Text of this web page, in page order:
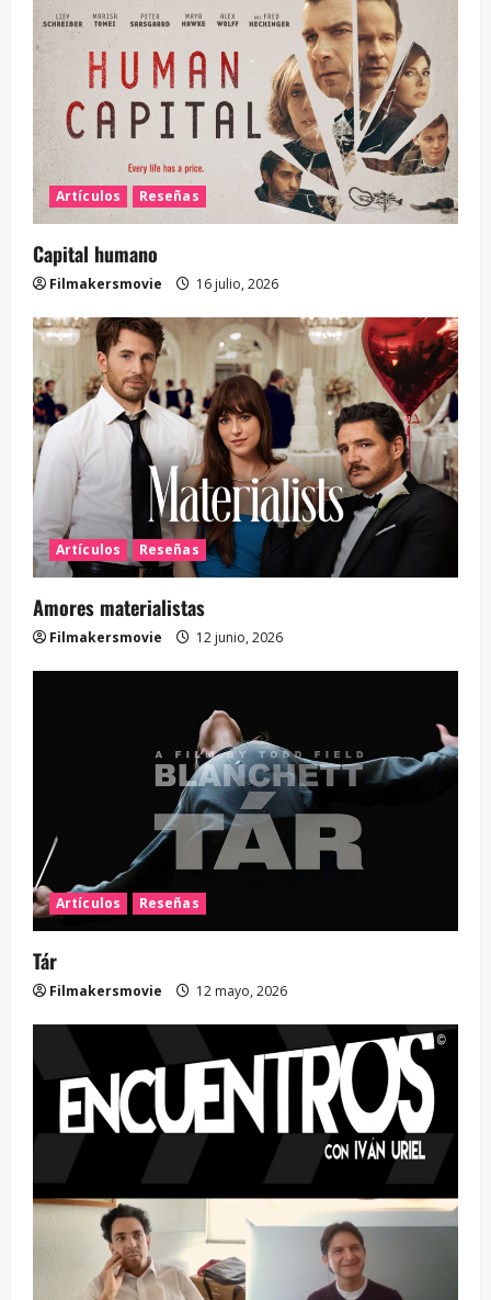
Artículos Reseñas
Capital humano
Filmakersmovie 16 julio, 2026
Artículos Reseñas
Amores materialistas
Filmakersmovie 12 junio, 2026
Artículos Reseñas
Tár
Filmakersmovie 12 mayo, 2026